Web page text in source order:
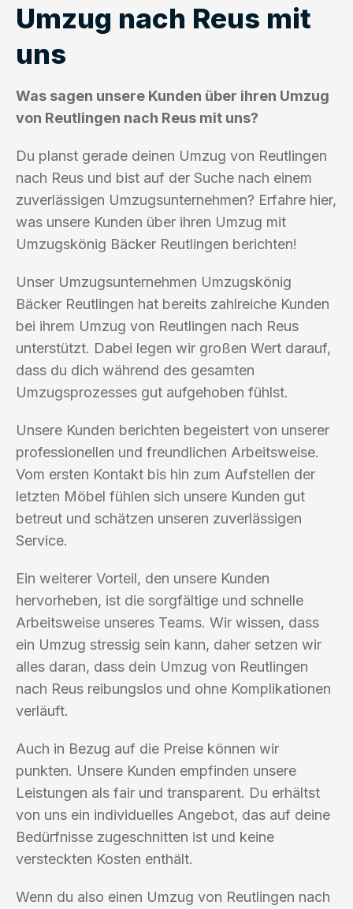
Umzug nach Reus mit
uns
Was sagen unsere Kunden über ihren Umzug
von Reutlingen nach Reus mit uns?
Du planst gerade deinen Umzug von Reutlingen
nach Reus und bist auf der Suche nach einem
zuverlässigen Umzugsunternehmen? Erfahre hier,
was unsere Kunden über ihren Umzug mit
Umzugskönig Bäcker Reutlingen berichten!
Unser Umzugsunternehmen Umzugskönig
Bäcker Reutlingen hat bereits zahlreiche Kunden
bei ihrem Umzug von Reutlingen nach Reus
unterstützt. Dabei legen wir großen Wert darauf,
dass du dich während des gesamten
Umzugsprozesses gut aufgehoben fühlst.
Unsere Kunden berichten begeistert von unserer
professionellen und freundlichen Arbeitsweise.
Vom ersten Kontakt bis hin zum Aufstellen der
letzten Möbel fühlen sich unsere Kunden gut
betreut und schätzen unseren zuverlässigen
Service.
Ein weiterer Vorteil, den unsere Kunden
hervorheben, ist die sorgfältige und schnelle
Arbeitsweise unseres Teams. Wir wissen, dass
ein Umzug stressig sein kann, daher setzen wir
alles daran, dass dein Umzug von Reutlingen
nach Reus reibungslos und ohne Komplikationen
verläuft.
Auch in Bezug auf die Preise können wir
punkten. Unsere Kunden empfinden unsere
Leistungen als fair und transparent. Du erhältst
von uns ein individuelles Angebot, das auf deine
Bedürfnisse zugeschnitten ist und keine
versteckten Kosten enthält.
Wenn du also einen Umzug von Reutlingen nach